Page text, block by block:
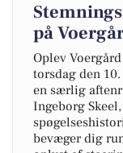
på
Oplev
torsdag den
en særlig
Ingeborg
bevæger dig